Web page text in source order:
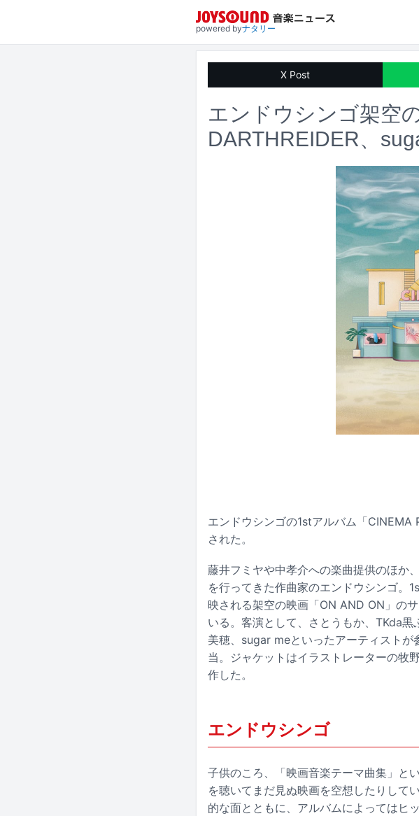
powered byナタリー
X Post
エンドウシンゴ架空
DARTHREIDER、
エンドウシンゴの1stアルバム「CINEMA
された。
藤井フミヤや中孝介への楽曲提供のほか
を行ってきた作曲家のエンドウシンゴ。
映される架空の映画「ON AND ON」の
いる。客演として、さとうもか、TKda
美穂、sugar meといったアーティストが
当。ジャケットはイラストレーターの牧
作した。
エンドウシンゴ
子供のころ、「映画音楽テーマ曲集」と
を聴いてまだ見ぬ映画を空想したりして
的な面とともに、アルバムによってはヒ